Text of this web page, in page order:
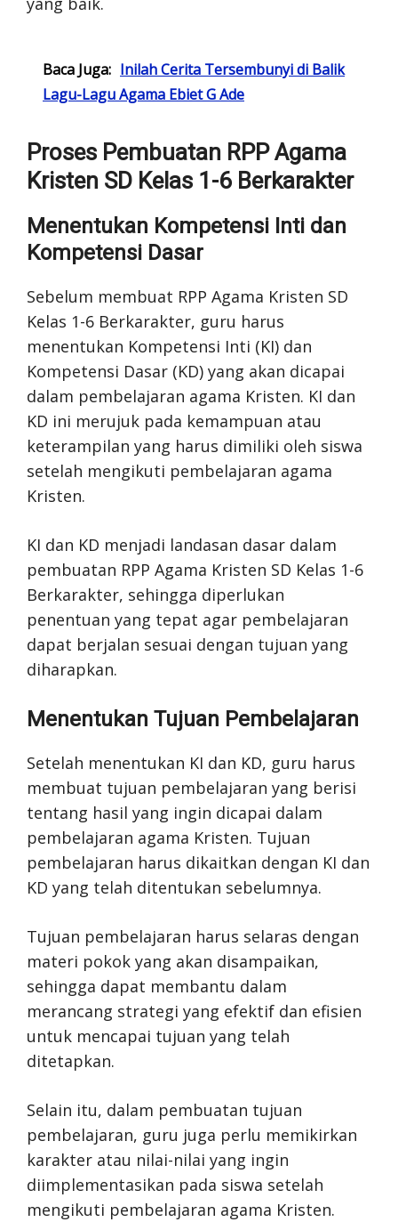
Baca Juga: Inilah Cerita Tersembunyi di Balik
Lagu-Lagu Agama Ebiet G Ade
Proses Pembuatan RPP Agama
Kristen SD Kelas 1-6 Berkarakter
Menentukan Kompetensi Inti dan
Kompetensi Dasar
Sebelum membuat RPP Agama Kristen SD
Kelas 1-6 Berkarakter, guru harus
menentukan Kompetensi Inti (KI) dan
Kompetensi Dasar (KD) yang akan dicapai
dalam pembelajaran agama Kristen. KI dan
KD ini merujuk pada kemampuan atau
keterampilan yang harus dimiliki oleh siswa
setelah mengikuti pembelajaran agama
Kristen.
KI dan KD menjadi landasan dasar dalam
pembuatan RPP Agama Kristen SD Kelas 1-6
Berkarakter, sehingga diperlukan
penentuan yang tepat agar pembelajaran
dapat berjalan sesuai dengan tujuan yang
diharapkan.
Menentukan Tujuan Pembelajaran
Setelah menentukan KI dan KD, guru harus
membuat tujuan pembelajaran yang berisi
tentang hasil yang ingin dicapai dalam
pembelajaran agama Kristen. Tujuan
pembelajaran harus dikaitkan dengan KI dan
KD yang telah ditentukan sebelumnya.
Tujuan pembelajaran harus selaras dengan
materi pokok yang akan disampaikan,
sehingga dapat membantu dalam
merancang strategi yang efektif dan efisien
untuk mencapai tujuan yang telah
ditetapkan.
Selain itu, dalam pembuatan tujuan
pembelajaran, guru juga perlu memikirkan
karakter atau nilai-nilai yang ingin
diimplementasikan pada siswa setelah
mengikuti pembelajaran agama Kristen.